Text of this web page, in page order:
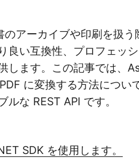
のアーカイブや印刷を扱
良い互換性、プロフェッ
します。この記事では、
に変換する方法につい
な REST API です。
SDK を使用します。